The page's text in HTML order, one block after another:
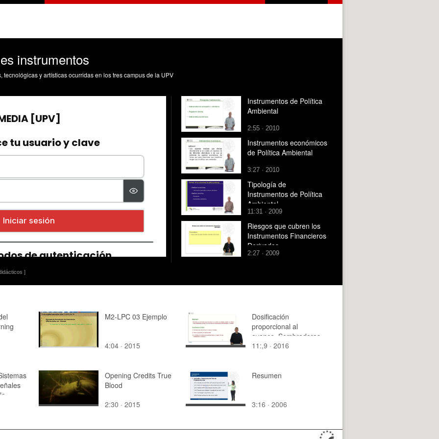
instrumentos
y artísticas ocurridas en los tres campus de la UPV
]
Instrumentos de Política
Ambiental
2:55 · 2010
Instrumentos económicos
de Política Ambiental
3:27 · 2010
Tipología de
Instrumentos de Política
Ambiental
11:31 · 2009
Riesgos que cubren los
Instrumentos Financieros
Derivados
2:27 · 2009
M2-LPC 03 Ejemplo
4:04 · 2015
Dosificación
proporcional al
avance. Sembradoras
a chorrillo
11:,9 · 2016
Opening Credits True
Blood
2:30 · 2015
Resumen
3:16 · 2006